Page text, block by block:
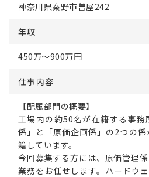
神奈川県秦野市曽屋242
年収
450万～900万円
仕事内容
【配属部門の概要】
工場内の約50名が在籍する事務
係」と「原価企画係」の2つの
籍しています。
今回募集する方には、原価管理
業務をお任せします。ハードウ